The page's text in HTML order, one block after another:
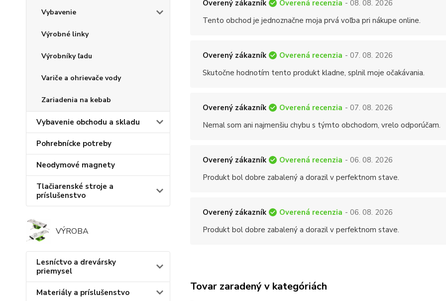
Vybavenie
Výrobné linky
Výrobníky ľadu
Variče a ohrievače vody
Zariadenia na kebab
Vybavenie obchodu a skladu
Pohrebnícke potreby
Neodymové magnety
Tlačiarenské stroje a
príslušenstvo
VÝROBA
Lesníctvo a drevársky
priemysel
Materiály a príslušenstvo
Overený zákazník Overená recenzia - 08. 08. 2026
Tento obchod je jednoznačne moja prvá voľba pri nákupe online.
Overený zákazník Overená recenzia - 07. 08. 2026
Skutočne hodnotím tento produkt kladne, splnil moje očakávania.
Overený zákazník Overená recenzia - 07. 08. 2026
Nemal som ani najmenšiu chybu s týmto obchodom, vrelo odporúčam.
Overený zákazník Overená recenzia - 06. 08. 2026
Produkt bol dobre zabalený a dorazil v perfektnom stave.
Overený zákazník Overená recenzia - 06. 08. 2026
Produkt bol dobre zabalený a dorazil v perfektnom stave.
Tovar zaradený v kategóriách